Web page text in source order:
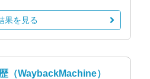
果を見る
（WaybackMachine）